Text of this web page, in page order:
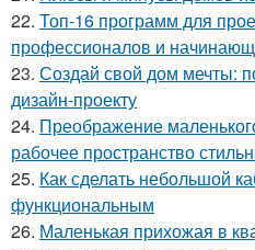
22. Топ-16 программ для
профессионалов и
23. Создай свой дом мечты:
дизайн-проекту
24. Преображение
рабочее пространство
25. Как сделать небольшой
функциональным
26. Маленькая прихожая в